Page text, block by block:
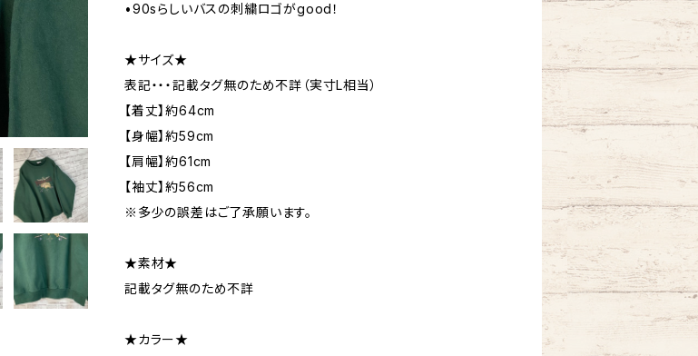
•90sらしいバスの刺繍ロゴがgood！
★サイズ★
表記・・・記載タグ無のため不詳（実寸L相当）
【着丈】約64cm
【身幅】約59cm
【肩幅】約61cm
【袖丈】約56cm
※多少の誤差はご了承願います。
★素材★
記載タグ無のため不詳
★カラー★